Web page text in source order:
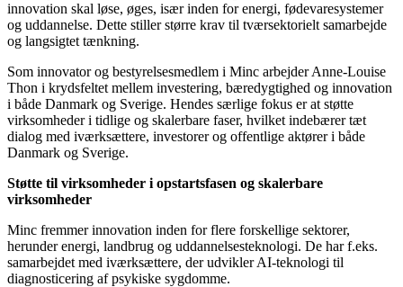
innovation skal løse, øges, især inden for energi, fødevaresystemer
og uddannelse. Dette stiller større krav til tværsektorielt samarbejde
og langsigtet tænkning.
Som innovator og bestyrelsesmedlem i Minc arbejder Anne-Louise
Thon i krydsfeltet mellem investering, bæredygtighed og innovation
i både Danmark og Sverige. Hendes særlige fokus er at støtte
virksomheder i tidlige og skalerbare faser, hvilket indebærer tæt
dialog med iværksættere, investorer og offentlige aktører i både
Danmark og Sverige.
Støtte til virksomheder i opstartsfasen og skalerbare
virksomheder
Minc fremmer innovation inden for flere forskellige sektorer,
herunder energi, landbrug og uddannelsesteknologi. De har f.eks.
samarbejdet med iværksættere, der udvikler AI-teknologi til
diagnosticering af psykiske sygdomme.